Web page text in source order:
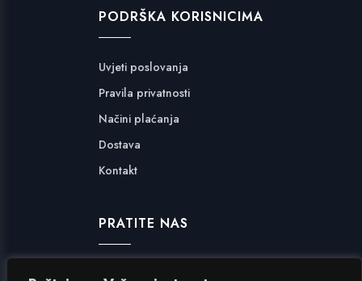
PODRŠKA KORISNICIMA
Uvjeti poslovanja
Pravila privatnosti
Načini plaćanja
Dostava
Kontakt
PRATITE NAS